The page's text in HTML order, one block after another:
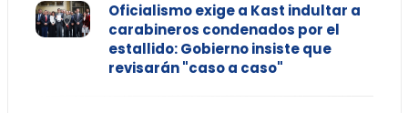
Oficialismo exige a Kast indultar a
carabineros condenados por el
estallido: Gobierno insiste que
revisarán "caso a caso"